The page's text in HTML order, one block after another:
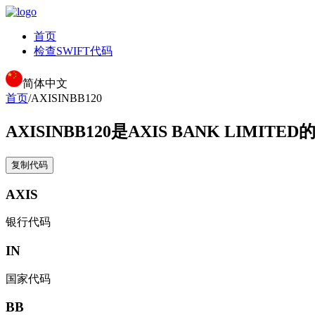
首页
检查SWIFT代码
简体中文
首页/AXISINBB120
AXISINBB120是AXIS BANK LIMITED
复制代码
AXIS
银行代码
IN
国家代码
BB